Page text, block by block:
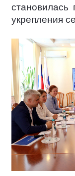
становилась
укрепления